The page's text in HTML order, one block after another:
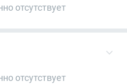
отсутствует
отсутствует